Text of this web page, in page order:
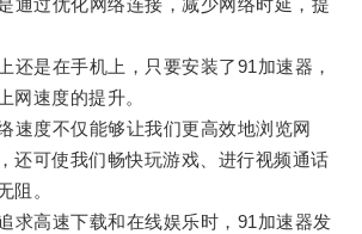
过优化网络连接，减少网络时延，提
是在手机上，只要安装了91加速器，
网速度的提升。
度不仅能够让我们更高效地浏览网
还可使我们畅快玩游戏、进行视频通话
阻。
高速下载和在线娱乐时，91加速器发